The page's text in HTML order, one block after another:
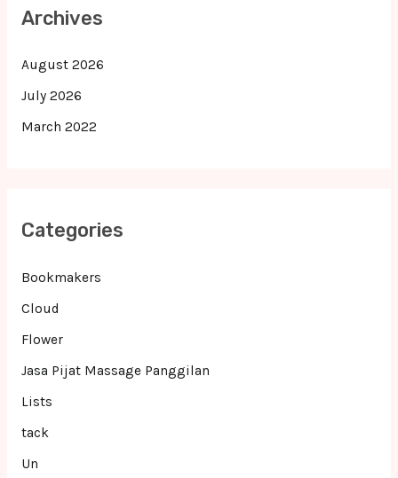
Archives
August 2026
July 2026
March 2022
Categories
Bookmakers
Cloud
Flower
Jasa Pijat Massage Panggilan
Lists
tack
Un